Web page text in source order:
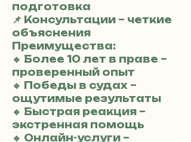
подготовка
📌 Консультации – четкие
объяснения
Преимущества:
🔹 Более 10 лет в праве –
проверенный опыт
🔹 Победы в судах –
ощутимые результаты
🔹 Быстрая реакция –
экстренная помощь
🔹 Онлайн-услуги –